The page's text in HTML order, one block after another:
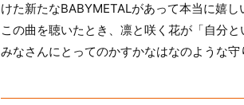
けた新たなBABYMETALがあって本当に嬉し
この曲を聴いたとき、凛と咲く花が「自分
みなさんにとってのかすかなはなのような